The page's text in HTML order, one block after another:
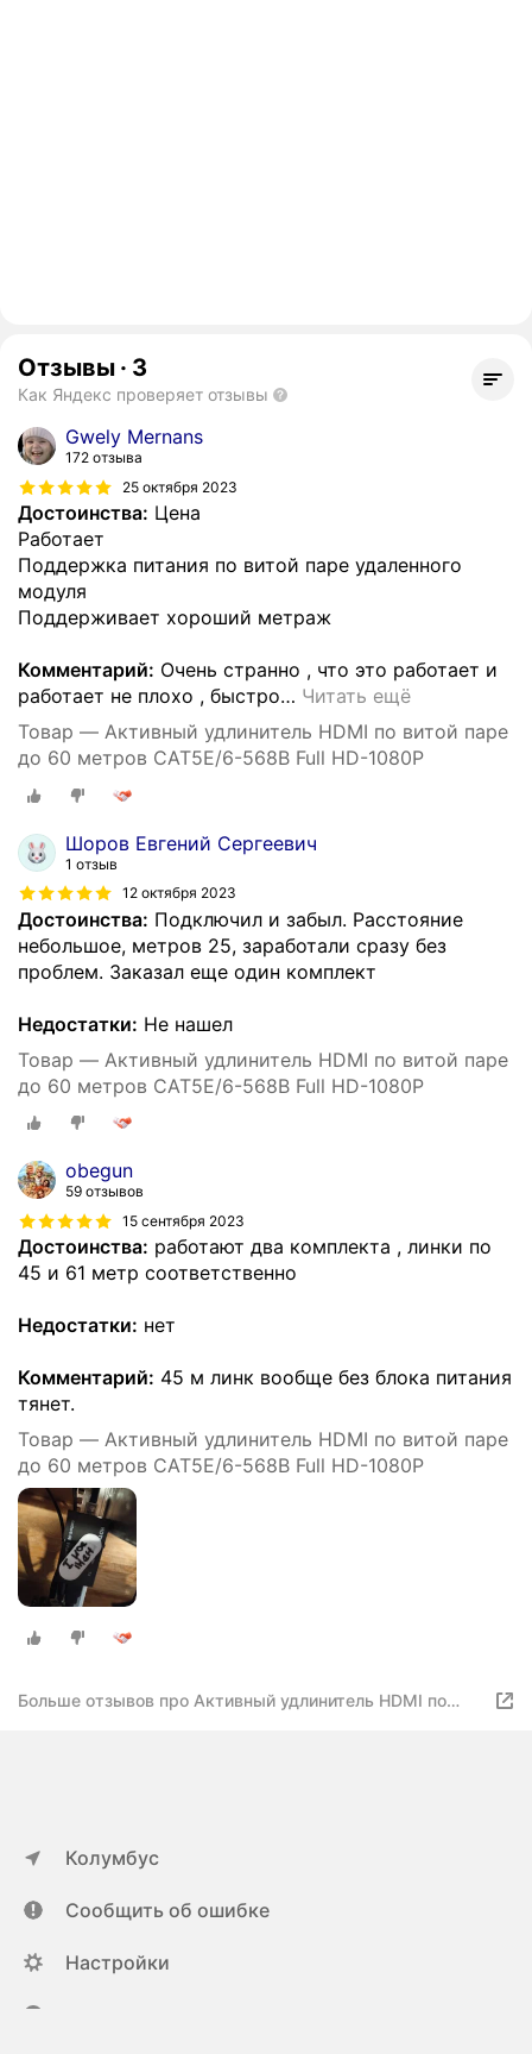
Отзывы · 3
Как Яндекс проверяет отзывы
Gwely Mernans
172 отзыва
25 октября 2023
Достоинства: Цена
Работает
Поддержка питания по витой паре удаленного
модуля
Поддерживает хороший метраж
Комментарий: Очень странно , что это работает и
работает не плохо , быстро… Читать ещё
Товар — Активный удлинитель HDMI по витой паре
до 60 метров CAT5E/6-568B Full HD-1080P
Шоров Евгений Сергеевич
1 отзыв
12 октября 2023
Достоинства: Подключил и забыл. Расстояние
небольшое, метров 25, заработали сразу без
проблем. Заказал еще один комплект
Недостатки: Не нашел
Товар — Активный удлинитель HDMI по витой паре
до 60 метров CAT5E/6-568B Full HD-1080P
obegun
59 отзывов
15 сентября 2023
Достоинства: работают два комплекта , линки по
45 и 61 метр соответственно
Недостатки: нет
Комментарий: 45 м линк вообще без блока питания
тянет.
Товар — Активный удлинитель HDMI по витой паре
до 60 метров CAT5E/6-568B Full HD-1080P
Больше отзывов про Активный удлинитель HDMI по
Колумбус
Сообщить об ошибке
Настройки